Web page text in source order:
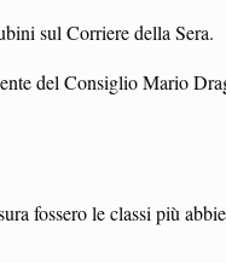
sul Corriere della Sera.
del Consiglio Mario
fossero le classi più